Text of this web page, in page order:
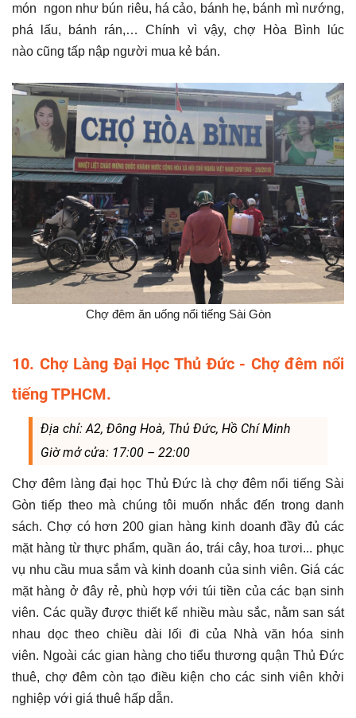
món ngon như bún riêu, há cảo, bánh hẹ, bánh mì nướng,
phá lấu, bánh rán,… Chính vì vậy, chợ Hòa Bình lúc
nào cũng tấp nập người mua kẻ bán.
Chợ đêm ăn uống nổi tiếng Sài Gòn
10. Chợ Làng Đại Học Thủ Đức - Chợ đêm nổi
tiếng TPHCM.
Địa chỉ: A2, Đông Hoà, Thủ Đức, Hồ Chí Minh
Giờ mở cửa: 17:00 – 22:00
Chợ đêm làng đại học Thủ Đức là chợ đêm nổi tiếng Sài
Gòn tiếp theo mà chúng tôi muốn nhắc đến trong danh
sách. Chợ có hơn 200 gian hàng kinh doanh đầy đủ các
mặt hàng từ thực phẩm, quần áo, trái cây, hoa tươi... phục
vụ nhu cầu mua sắm và kinh doanh của sinh viên. Giá các
mặt hàng ở đây rẻ, phù hợp với túi tiền của các bạn sinh
viên. Các quầy được thiết kế nhiều màu sắc, nằm san sát
nhau dọc theo chiều dài lối đi của Nhà văn hóa sinh
viên. Ngoài các gian hàng cho tiểu thương quận Thủ Đức
thuê, chợ đêm còn tạo điều kiện cho các sinh viên khởi
nghiệp với giá thuê hấp dẫn.